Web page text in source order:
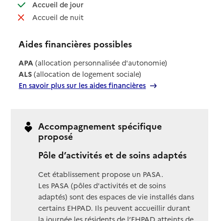
Accueil de jour: disponible
Accueil de nuit: non disponible
Aides financières possibles
APA (allocation personnalisée d'autonomie)
ALS (allocation de logement sociale)
En savoir plus sur les aides financières
Accompagnement spécifique
proposé
Pôle d’activités et de soins adaptés
Cet établissement propose un PASA.
Les PASA (pôles d'activités et de soins
adaptés) sont des espaces de vie installés dans
certains EHPAD. Ils peuvent accueillir durant